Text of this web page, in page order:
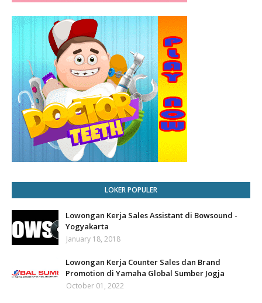
LOKER POPULER
Lowongan Kerja Sales Assistant di Bowsound -
Yogyakarta
January 18, 2018
Lowongan Kerja Counter Sales dan Brand
Promotion di Yamaha Global Sumber Jogja
October 01, 2022